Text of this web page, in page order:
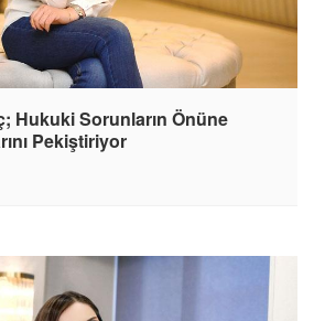
Hukuki Sorunların Önüne
Pekiştiriyor